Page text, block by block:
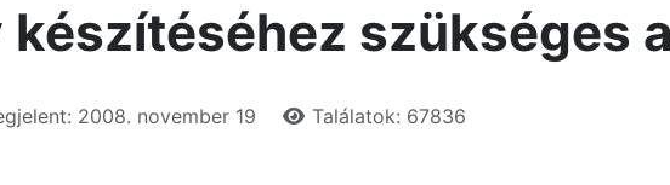
szükséges
2008. november 19 Találatok: 67836